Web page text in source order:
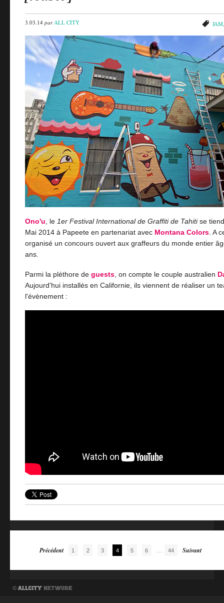
3.03.14 parALL CITY JAM
Ono'u, le 1er Festival International de Graffiti de Tahitise
Mai 2014 à Papeete en partenariat avec Montana Colors. A
organisé un concours ouvert aux graffeurs du monde entier
ans.
Parmi la pléthore de guests , on compte le couple australien
Aujourd'hui installés en Californie, ils viennent de réaliser un
l'évènement :
Précédent 1 2 3 4 5 6 44 Suivant